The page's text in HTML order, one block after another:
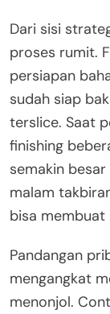
Dari sisi
proses rumit.
persiapan
sudah siap
terslice. Saat
finishing
semakin
malam
bisa membuat
Pandangan
mengangkat
menonjol.